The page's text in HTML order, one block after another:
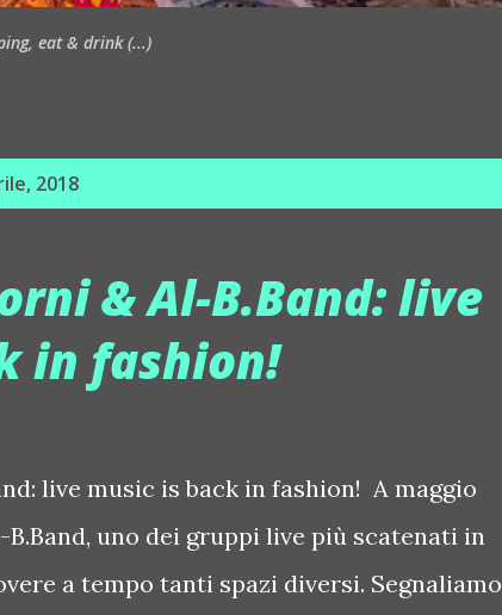
eat & drink (...)
2018
& Al-B.Band: live
in fashion!
live music is back in fashion! A maggio
uno dei gruppi live più scatenati in
a tempo tanti spazi diversi. Segnaliamo